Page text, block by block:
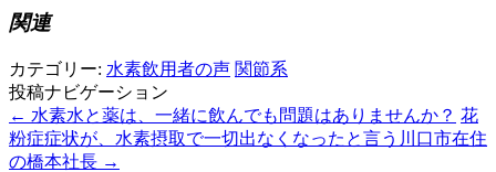
関連
カテゴリー: 水素飲用者の声 関節系
投稿ナビゲーション
← 水素水と薬は、一緒に飲んでも問題はありませんか？ 花
粉症症状が、水素摂取で一切出なくなったと言う川口市在住
の橋本社長 →